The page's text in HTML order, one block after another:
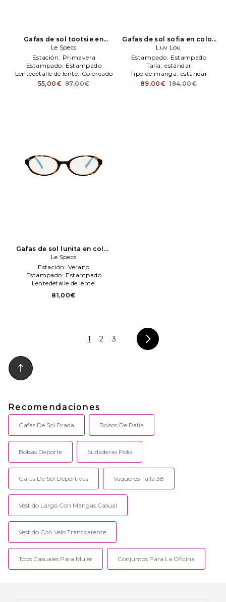
Gafas de sol tootsie en
color marrón Le Specs
Le Specs
Estación: Primavera
Estampado: Estampado
Lentedetalle de lente: Coloreado
55,00€ 97,00€
Gafas de sol sofia en color
rojo Luv Lou
Luv Lou
Estampado: Estampado
Talla: estándar
Tipo de manga: estándar
89,00€ 194,00€
Gafas de sol lunita en color
marrón Le Specs
Le Specs
Estación: Verano
Estampado: Estampado
Lentedetalle de lente:
Transparente
81,00€
1 2 3
Recomendaciones
Gafas De Sol Prada Bolsos De Rafia
Bolsas Deporte Sudaderas Polo
Gafas De Sol Deportivas Vaqueros Talla 38
Vestido Largo Con Mangas Casual
Vestido Con Velo Transparente
Tops Casuales Para Mujer Conjuntos Para La Oficina